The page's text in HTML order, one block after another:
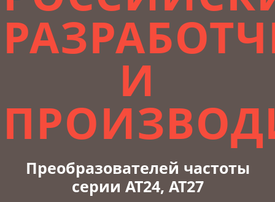
И
Преобразователей частоты
серии АТ24, АТ27